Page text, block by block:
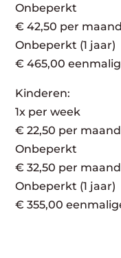
Onbeperkt
€ 42,50 per maand
Onbeperkt (1 jaar)
€ 465,00
Kinderen:
1x per week
€ 22,50 per maand
Onbeperkt
€ 32,50 per maand
Onbeperkt (1 jaar)
€ 355,00